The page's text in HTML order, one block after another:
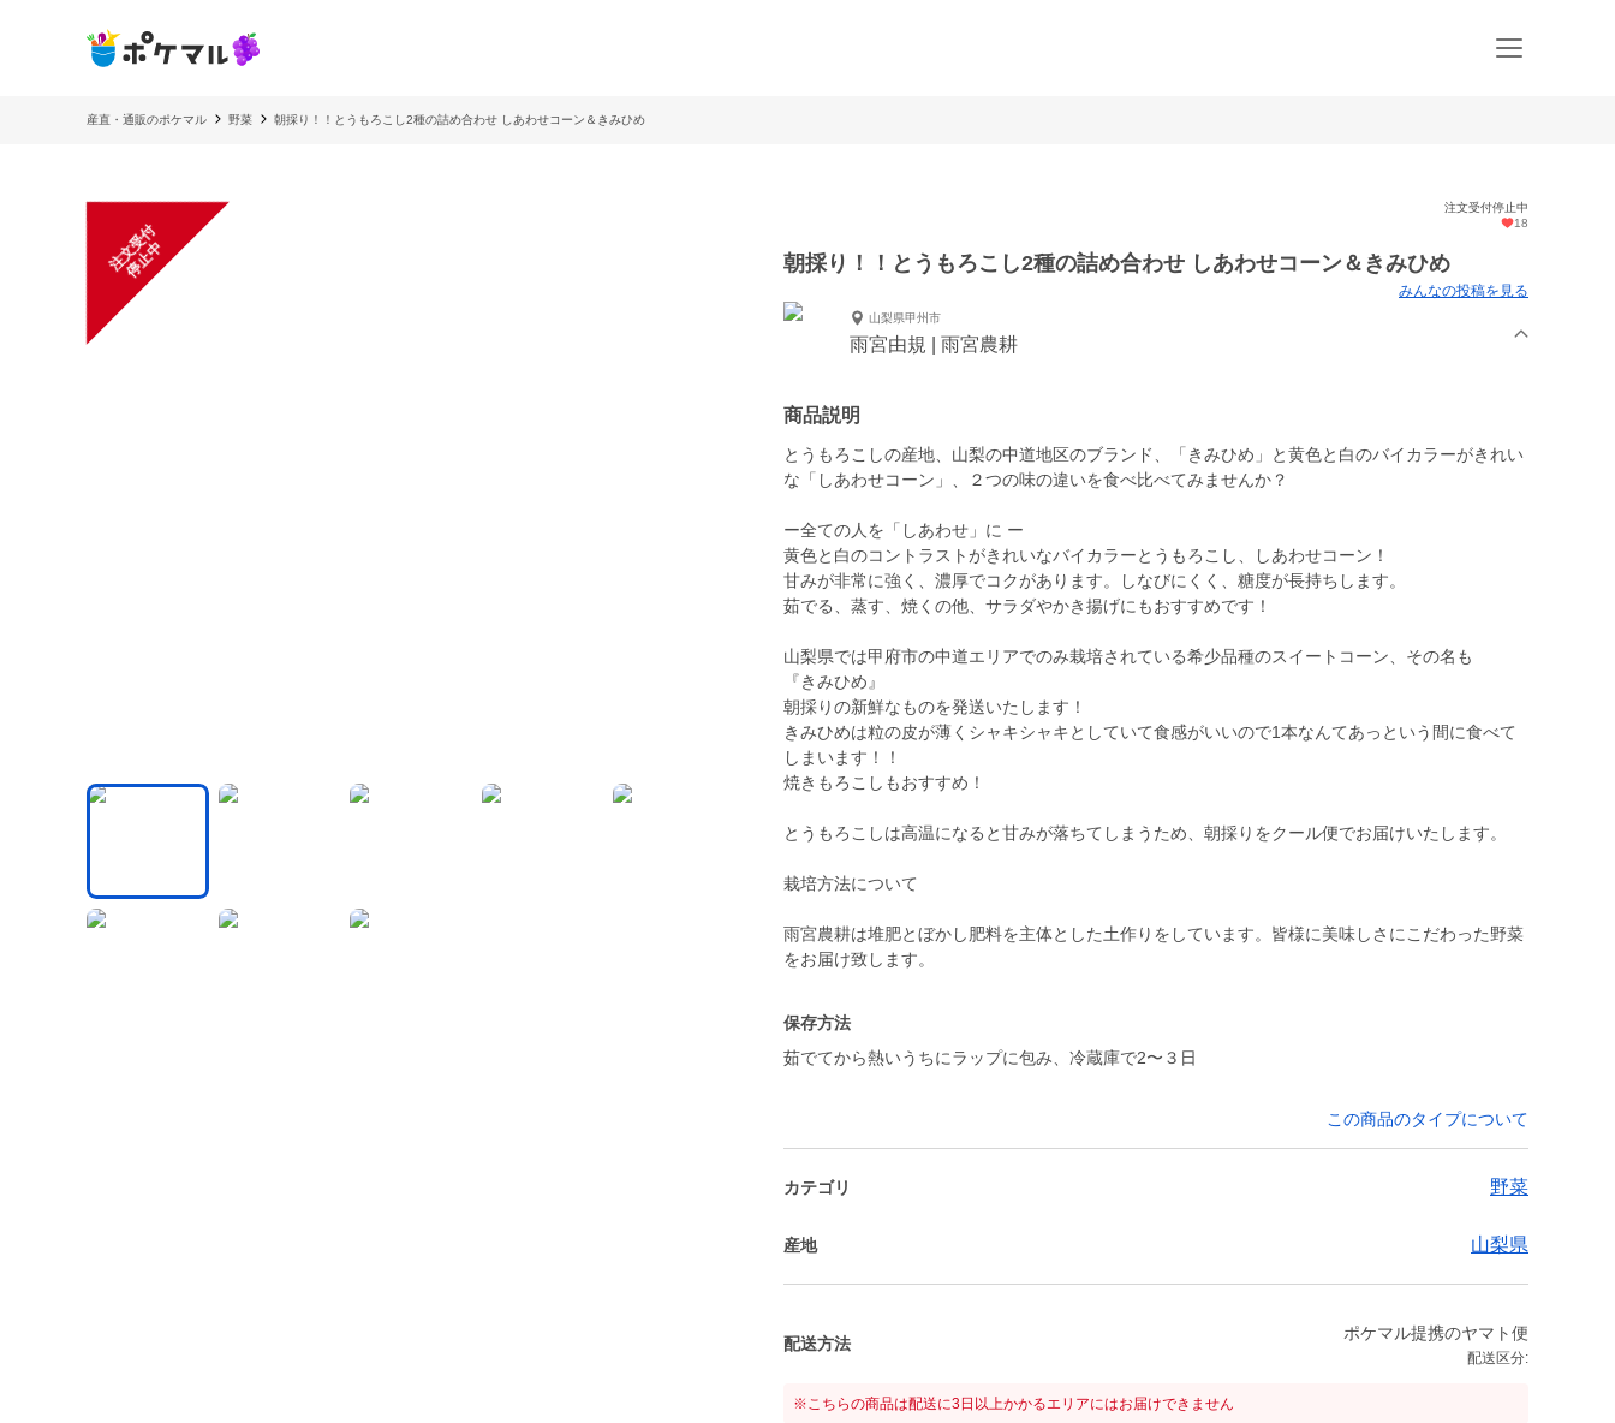
産直・通販のポケマル 野菜 朝採り！！とうもろこし2種の詰め合わせ しあわせコーン＆きみひめ
注
文
受
付
停
止
中
注文受付停止中
18
朝採り！！とうもろこし2種の詰め合わせ しあわせコーン＆きみひめ
みんなの投稿を見る
山梨県甲州市
雨宮由規 | 雨宮農耕
商品説明
とうもろこしの産地、山梨の中道地区のブランド、「きみひめ」と黄色と白のバイカラーがきれい
な「しあわせコーン」、２つの味の違いを食べ比べてみませんか？
ー全ての人を「しあわせ」に ー
黄色と白のコントラストがきれいなバイカラーとうもろこし、しあわせコーン！
甘みが非常に強く、濃厚でコクがあります。しなびにくく、糖度が長持ちします。
茹でる、蒸す、焼くの他、サラダやかき揚げにもおすすめです！
山梨県では甲府市の中道エリアでのみ栽培されている希少品種のスイートコーン、その名も
『きみひめ』
朝採りの新鮮なものを発送いたします！
きみひめは粒の皮が薄くシャキシャキとしていて食感がいいので1本なんてあっという間に食べて
しまいます！！
焼きもろこしもおすすめ！
とうもろこしは高温になると甘みが落ちてしまうため、朝採りをクール便でお届けいたします。
栽培方法について
雨宮農耕は堆肥とぼかし肥料を主体とした土作りをしています。皆様に美味しさにこだわった野菜
をお届け致します。
保存方法
茹でてから熱いうちにラップに包み、冷蔵庫で2〜３日
この商品のタイプについて
カテゴリ 野菜
産地 山梨県
配送方法
ポケマル提携のヤマト便
配送区分:
※こちらの商品は配送に3日以上かかるエリアにはお届けできません